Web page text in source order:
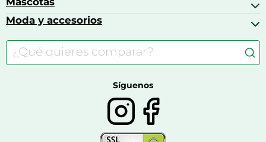
Calzado infantil
Carritos de bebé
Accesorios gaming
Barbies
Consolas
Accesorios para caballos
Comida para perros
Farmacia veterinaria
Moda y accesorios
Accesorios de moda
Bolsos y maletas
Síguenos